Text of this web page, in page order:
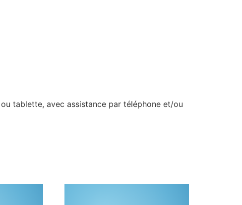
tablette, avec assistance par téléphone et/ou